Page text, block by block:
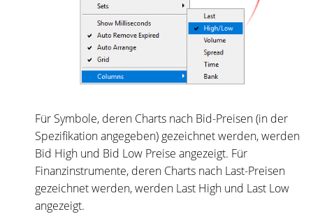
Für Symbole, deren Charts nach Bid-Preisen (in der
Spezifikation angegeben) gezeichnet werden, werden
Bid High und Bid Low Preise angezeigt. Für
Finanzinstrumente, deren Charts nach Last-Preisen
gezeichnet werden, werden Last High und Last Low
angezeigt.